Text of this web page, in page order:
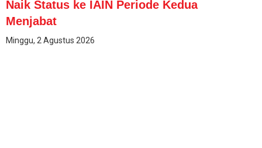
Naik Status ke IAIN Periode Kedua
Menjabat
Minggu, 2 Agustus 2026